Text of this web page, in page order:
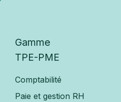
Gamme
TPE-PME
Comptabilité
Paie et gestion RH